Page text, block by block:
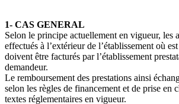
1- CAS GENERAL
Selon le principe actuellement en vigueur, les
effectués à l’extérieur de l’établissement où
doivent être facturés par l’établissement
demandeur.
Le remboursement des prestations ainsi
selon les règles de financement et de prise en
textes réglementaires en vigueur.